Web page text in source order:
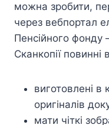
можна зробити,
через вебпортал
Пенсійного
Сканкопії
виготовлені в
оригіналів
мати чіткі